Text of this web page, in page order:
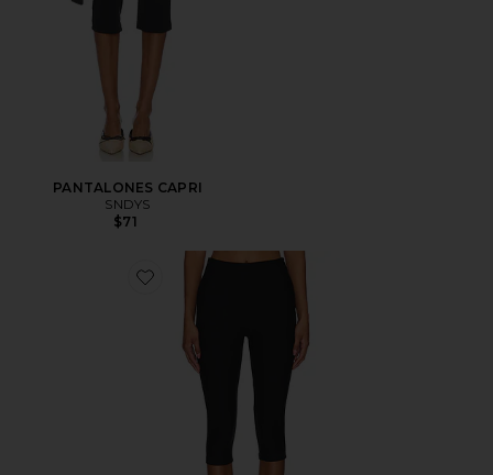
PANTALONES CAPRI
SNDYS
$71
Favorite Chaya Capri